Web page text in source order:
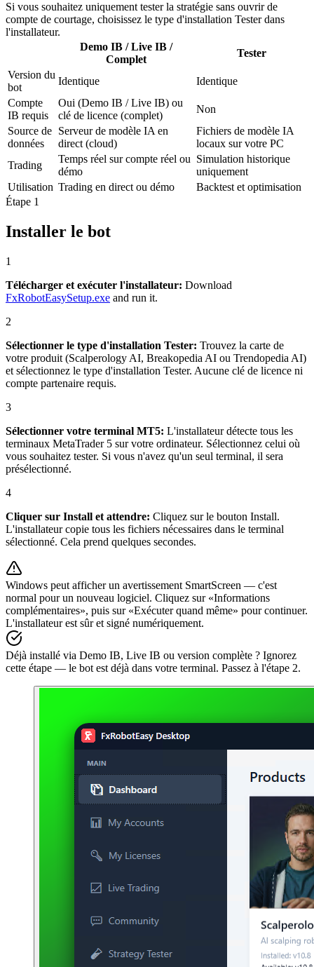
Si vous souhaitez uniquement tester la stratégie sans ouvrir de
compte de courtage, choisissez le type d'installation Tester dans
l'installateur.
Demo IB / Live IB /
Complet
Tester
Version du
bot
Identique
Identique
Compte
IB requis
Oui (Demo IB / Live IB) ou
clé de licence (complet)
Non
Source de
données
Serveur de modèle IA en
direct (cloud)
Fichiers de modèle IA
locaux sur votre PC
Trading
Temps réel sur compte réel ou
démo
Simulation historique
uniquement
Utilisation Trading en direct ou démo
Backtest et optimisation
Étape 1
Installer le bot
1
Télécharger et exécuter l'installateur: Download
FxRobotEasySetup.exe and run it.
2
Sélectionner le type d'installation Tester: Trouvez la carte de
votre produit (Scalperology AI, Breakopedia AI ou Trendopedia AI)
et sélectionnez le type d'installation Tester. Aucune clé de licence ni
compte partenaire requis.
3
Sélectionner votre terminal MT5: L'installateur détecte tous les
terminaux MetaTrader 5 sur votre ordinateur. Sélectionnez celui où
vous souhaitez tester. Si vous n'avez qu'un seul terminal, il sera
présélectionné.
4
Cliquer sur Install et attendre: Cliquez sur le bouton Install.
L'installateur copie tous les fichiers nécessaires dans le terminal
sélectionné. Cela prend quelques secondes.
Windows peut afficher un avertissement SmartScreen — c'est
normal pour un nouveau logiciel. Cliquez sur «Informations
complémentaires», puis sur «Exécuter quand même» pour continuer.
L'installateur est sûr et signé numériquement.
Déjà installé via Demo IB, Live IB ou version complète ? Ignorez
cette étape — le bot est déjà dans votre terminal. Passez à l'étape 2.